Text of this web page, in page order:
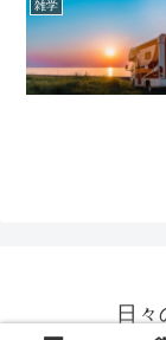
雑学
日